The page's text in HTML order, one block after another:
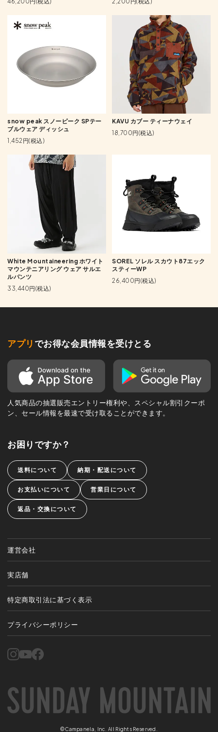
snow peak スノーピーク SPテー
ブルウェア ディッシュ
1,452円(税込)
KAVU カブー ティーナウェイ
18,700円(税込)
White Mountaineering ホワイト
マウンテニアリング ウェア サルエ
ルパンツ
33,440円(税込)
SOREL ソレル スカウト87エック
スティーWP
26,400円(税込)
アプリ でお得な会員情報を受けとる
人気商品の抽選販売エントリー権利や、スペシャル割引クーポ
ン、セール情報を最速で受け取ることができます。
お困りですか？
送料について 納期・配送について
お支払いについて 営業日について
返品・交換について
運営会社
実店舗
特定商取引法に基づく表示
プライバシーポリシー
©Campanela, Inc. All Rights Reserved.